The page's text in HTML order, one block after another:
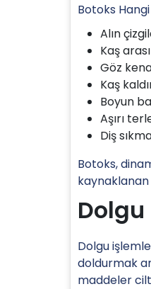
Botoks
Alın
Kaş
Göz
Kaş
Boyun
Aşırı
Diş
Botoks,
kaynaklanan
Dolgu
doldurmak
maddeler